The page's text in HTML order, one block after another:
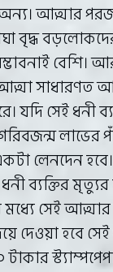
আত্মার
বৃদ্ধ
সাধারণত
যদি সেই ধনী
লাভের
লেনদেন
ব্যক্তির
সেই
দেওয়া হবে